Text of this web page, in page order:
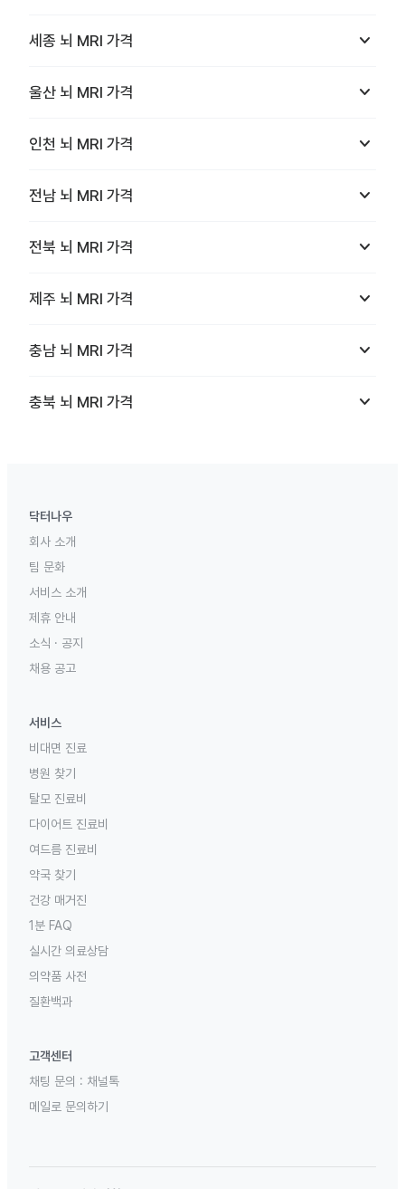
세종 뇌 MRI 가격 keyboard_arrow_down
울산 뇌 MRI 가격 keyboard_arrow_down
인천 뇌 MRI 가격 keyboard_arrow_down
전남 뇌 MRI 가격 keyboard_arrow_down
전북 뇌 MRI 가격 keyboard_arrow_down
제주 뇌 MRI 가격 keyboard_arrow_down
충남 뇌 MRI 가격 keyboard_arrow_down
충북 뇌 MRI 가격 keyboard_arrow_down
닥터나우
회사 소개
팀 문화
서비스 소개
제휴 안내
소식 · 공지
채용 공고
서비스
비대면 진료
병원 찾기
탈모 진료비
다이어트 진료비
여드름 진료비
약국 찾기
건강 매거진
1분 FAQ
실시간 의료상담
의약품 사전
질환백과
고객센터
채팅 문의 : 채널톡
메일로 문의하기